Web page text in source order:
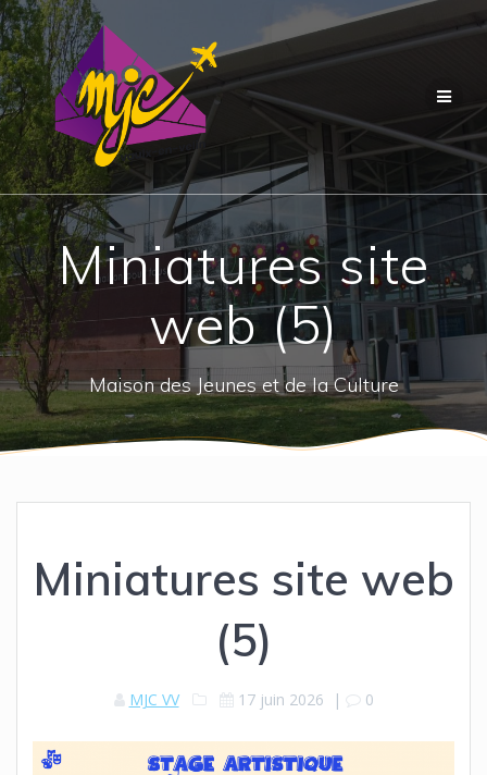
contenu
Miniatures site
web (5)
Maison des Jeunes et de la Culture
Miniatures site web
(5)
MJC VV 17 juin 2026 | 0